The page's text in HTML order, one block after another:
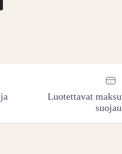
Luotettavat